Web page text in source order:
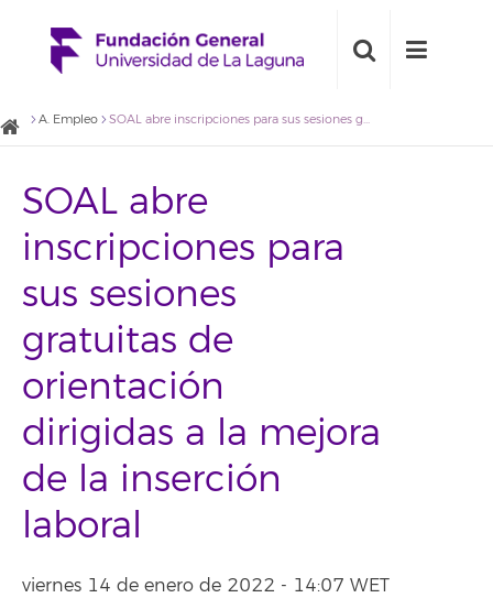
A. Empleo SOAL abre inscripciones para sus sesiones gratuitas de orientación dirigidas a la mejora de la inserción laboral
SOAL abre
inscripciones para
sus sesiones
gratuitas de
orientación
dirigidas a la mejora
de la inserción
laboral
viernes 14 de enero de 2022 - 14:07 WET